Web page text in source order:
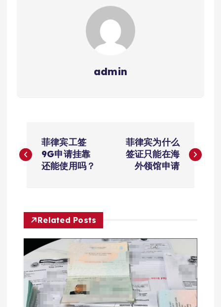
admin
章
航
菲律宾工签
9G申请挂靠
还能使用吗？
菲律宾为什么
签证只能在海
外领馆申请
Related Posts